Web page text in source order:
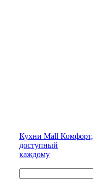
Кухни Mall Комфорт,
доступный
каждому